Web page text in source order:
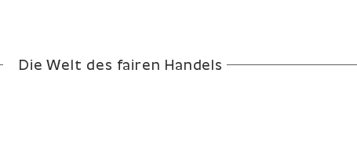
Die Welt des fairen Handels